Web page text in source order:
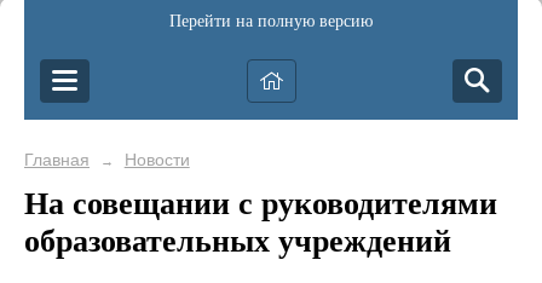
Перейти на полную версию
Главная → Новости
На совещании с руководителями
образовательных учреждений